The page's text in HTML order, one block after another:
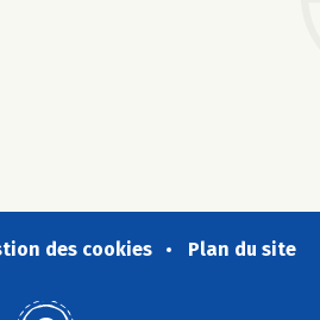
des cookies Plan du site